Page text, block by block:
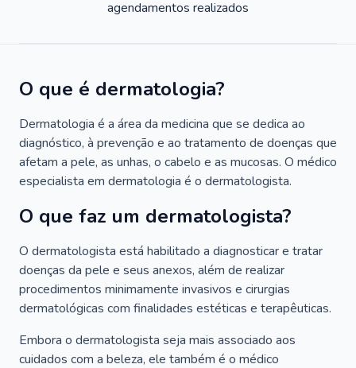
agendamentos realizados
O que é dermatologia?
Dermatologia é a área da medicina que se dedica ao
diagnóstico, à prevenção e ao tratamento de doenças que
afetam a pele, as unhas, o cabelo e as mucosas. O médico
especialista em dermatologia é o dermatologista.
O que faz um dermatologista?
O dermatologista está habilitado a diagnosticar e tratar
doenças da pele e seus anexos, além de realizar
procedimentos minimamente invasivos e cirurgias
dermatológicas com finalidades estéticas e terapêuticas.
Embora o dermatologista seja mais associado aos
cuidados com a beleza, ele também é o médico